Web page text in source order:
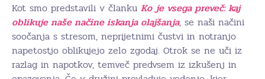
Kot smo predstavili v članku Ko je vsega preveč: kaj
oblikuje naše načine iskanja olajšanja, se naši načini
soočanja s stresom, neprijetnimi čustvi in notranjo
napetostjo oblikujejo zelo zgodaj. Otrok se ne uči iz
razlag in napotkov, temveč predvsem iz izkušenj in